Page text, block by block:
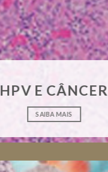
HPV E CÂNCER
SAIBA MAIS